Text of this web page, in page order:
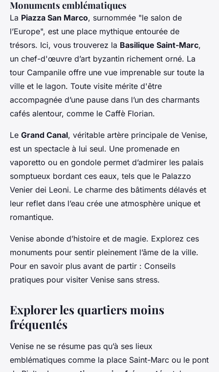
Monuments emblématiques
La Piazza San Marco, surnommée "le salon de
l’Europe", est une place mythique entourée de
trésors. Ici, vous trouverez la Basilique Saint-Marc,
un chef-d'œuvre d’art byzantin richement orné. La
tour Campanile offre une vue imprenable sur toute la
ville et le lagon. Toute visite mérite d'être
accompagnée d’une pause dans l’un des charmants
cafés alentour, comme le Caffè Florian.
Le Grand Canal, véritable artère principale de Venise,
est un spectacle à lui seul. Une promenade en
vaporetto ou en gondole permet d’admirer les palais
somptueux bordant ces eaux, tels que le Palazzo
Venier dei Leoni. Le charme des bâtiments délavés et
leur reflet dans l’eau crée une atmosphère unique et
romantique.
Venise abonde d’histoire et de magie. Explorez ces
monuments pour sentir pleinement l’âme de la ville.
Pour en savoir plus avant de partir : Conseils
pratiques pour visiter Venise sans stress.
Explorer les quartiers moins
fréquentés
Venise ne se résume pas qu’à ses lieux
emblématiques comme la place Saint-Marc ou le pont